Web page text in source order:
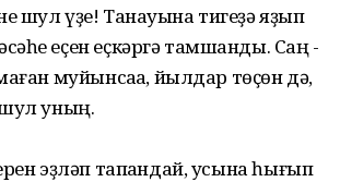
шул үҙе! Танауына тигеҙә яҙып
еҫен еҫкәргә тамшанды. Саң -
муйынсаҡҡа, йылдар төҫөн дә,
шул уның.
эҙләп тапҡандай, усына һығып